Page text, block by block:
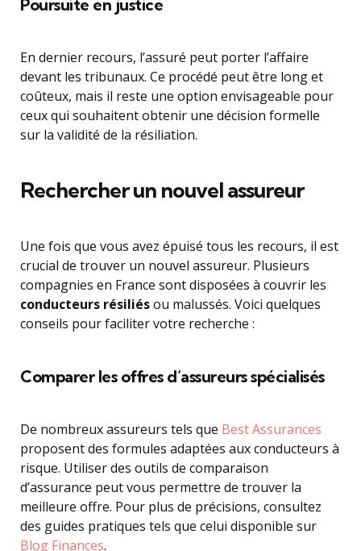
Poursuite en justice
En dernier recours, l’assuré peut porter l’affaire
devant les tribunaux. Ce procédé peut être long et
coûteux, mais il reste une option envisageable pour
ceux qui souhaitent obtenir une décision formelle
sur la validité de la résiliation.
Rechercher un nouvel assureur
Une fois que vous avez épuisé tous les recours, il est
crucial de trouver un nouvel assureur. Plusieurs
compagnies en France sont disposées à couvrir les
conducteurs résiliésou malussés. Voici quelques
conseils pour faciliter votre recherche :
Comparer les offres d’assureurs spécialisés
De nombreux assureurs tels que Best Assurances
proposent des formules adaptées aux conducteurs à
risque. Utiliser des outils de comparaison
d’assurance peut vous permettre de trouver la
meilleure offre. Pour plus de précisions, consultez
des guides pratiques tels que celui disponible sur
Blog Finances.